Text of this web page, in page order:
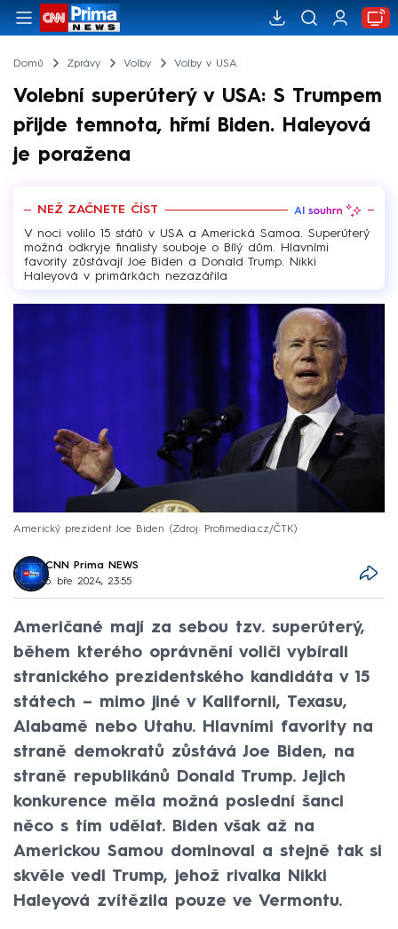
Domů Zprávy Volby Volby v USA
Volební superúterý v USA: S Trumpem
přijde temnota, hřmí Biden. Haleyová
je poražena
NEŽ ZAČNETE ČÍST
V noci volilo 15 států v USA a Americká Samoa. Superúterý
možná odkryje finalisty souboje o Bílý dům. Hlavními
favority zůstávají Joe Biden a Donald Trump. Nikki
Haleyová v primárkách nezazářila
Americký prezident Joe Biden Zdroj: Profimedia.cz/ČTK
CNN Prima NEWS
5. bře 2024, 23:55
Američané mají za sebou tzv. superúterý,
během kterého oprávnění voliči vybírali
stranického prezidentského kandidáta v 15
státech – mimo jiné v Kalifornii, Texasu,
Alabamě nebo Utahu. Hlavními favority na
straně demokratů zůstává Joe Biden, na
straně republikánů Donald Trump. Jejich
konkurence měla možná poslední šanci
něco s tím udělat. Biden však až na
Americkou Samou dominoval a stejně tak si
skvěle vedl Trump, jehož rivalka Nikki
Haleyová zvítězila pouze ve Vermontu.